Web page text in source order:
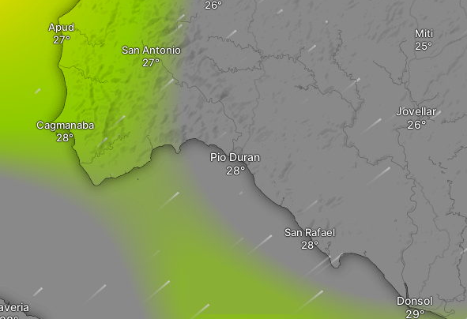
Miti
Jovellar
Donsol
San Rafael
Pio Duran
Apud
San Antonio
Cagmanaba